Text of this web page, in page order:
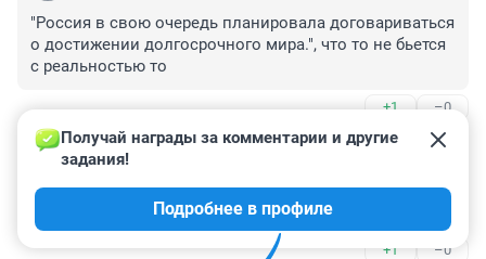
"Россия в свою очередь планировала договариваться
о достижении долгосрочного мира.", что то не бьется
с реальностью то
+1 –0
Гость
16 мая 2025, 21:50
пока одни ложат свои головы на полях, мы спокойно
наслаждаемся мирной жизнью.
+1 –0
Получай награды за комментарии и другие
задания!
Подробнее в профиле